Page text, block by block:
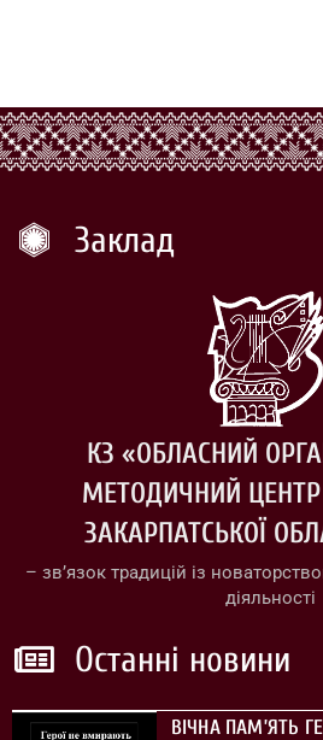
Заклад
КЗ «ОБЛАСНИЙ
МЕТОДИЧНИЙ
ЗАКАРПАТСЬКОЇ
– зв’язок традицій із
діяльності
Останні новини
ВІЧНА ПАМ’ЯТЬ